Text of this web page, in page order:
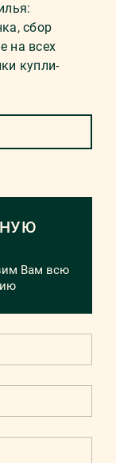
сбор
на всех
купли-
Вам всю